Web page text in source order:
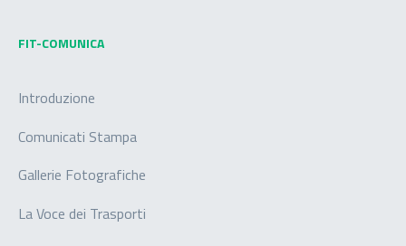
FIT-COMUNICA
Introduzione
Comunicati Stampa
Gallerie Fotografiche
La Voce dei Trasporti